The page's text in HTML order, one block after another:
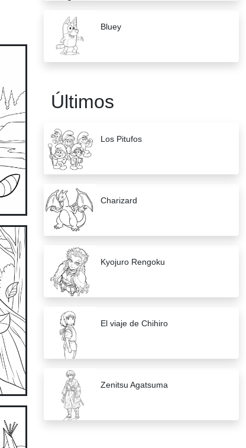
Bluey
Últimos
Los Pitufos
Charizard
Kyojuro Rengoku
El viaje de Chihiro
Zenitsu Agatsuma